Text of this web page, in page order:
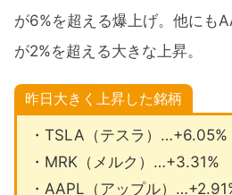
が6%を超える爆上げ。他にも
が2%を超える大きな上昇。
昨日大きく上昇した銘柄
・TSLA（テスラ）…+6.05%
・MRK（メルク）…+3.31%
・AAPL（アップル）